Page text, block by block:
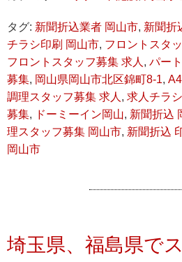
タグ: 新聞折込業者 岡山市, 新聞折
チラシ印刷 岡山市, フロントスタ
フロントスタッフ募集 求人 , パー
募集, 岡山県岡山市北区錦町8-1,
調理スタッフ募集 求人 , 求人チラシ
募集, ドーミーイン岡山, 新聞折込
理スタッフ募集 岡山市, 新聞折込
岡山市
埼玉県、福島県で